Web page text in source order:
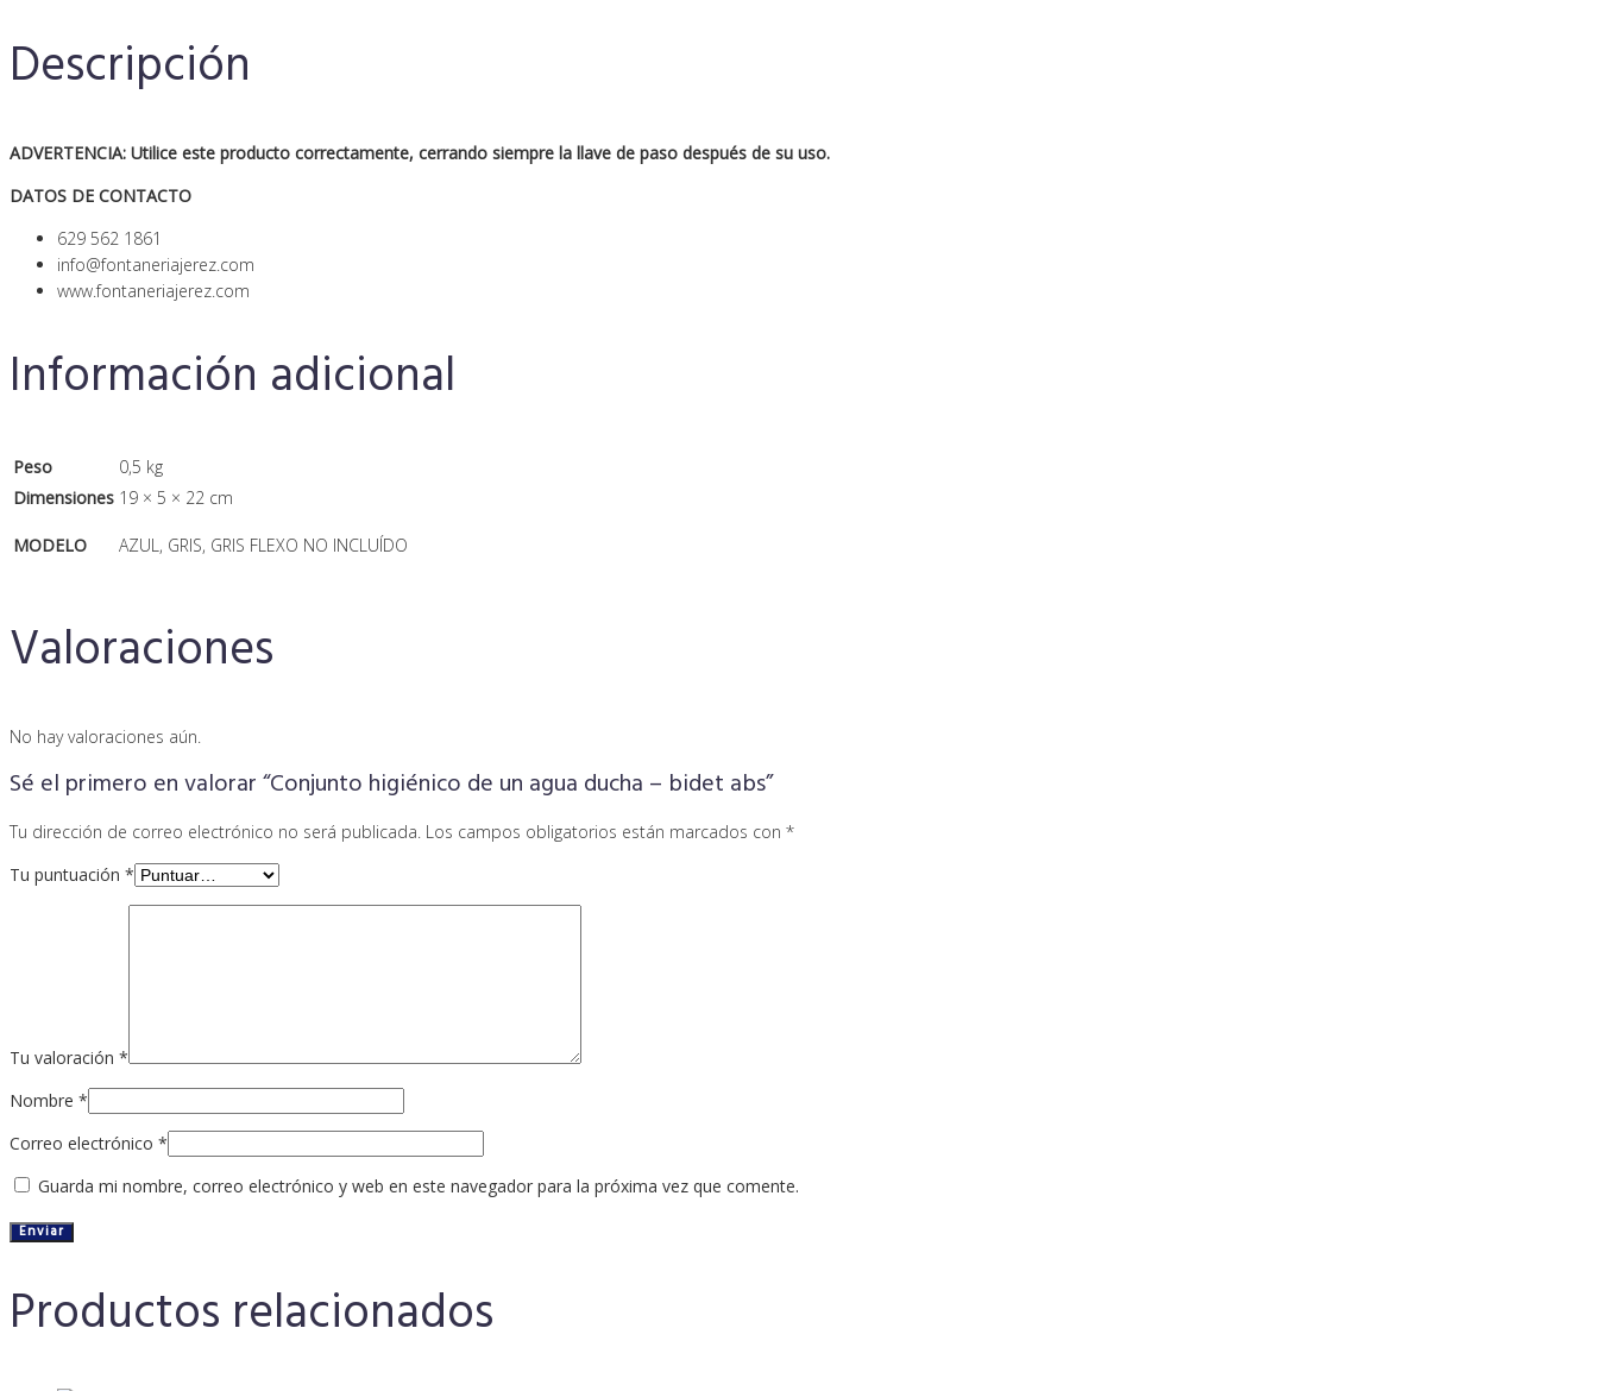
abs
cantidad
Descripción
ADVERTENCIA: Utilice este producto correctamente, cerrando siempre la llave de paso después de su uso.
DATOS DE CONTACTO
629 562 1861
info@fontaneriajerez.com
www.fontaneriajerez.com
Información adicional
Peso
0,5 kg
Dimensiones 19 × 5 × 22 cm
MODELO AZUL, GRIS, GRIS FLEXO NO INCLUÍDO
Valoraciones
No hay valoraciones aún.
Sé el primero en valorar “Conjunto higiénico de un agua ducha – bidet abs”
Tu dirección de correo electrónico no será publicada. Los campos obligatorios están marcados con *
Tu puntuación *
Tu valoración *
Nombre *
Correo electrónico *
Guarda mi nombre, correo electrónico y web en este navegador para la próxima vez que comente.
Productos relacionados